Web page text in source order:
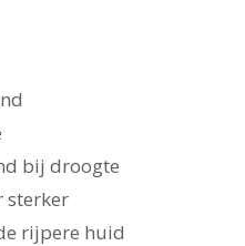
bij droogte
sterker
rijpere huid